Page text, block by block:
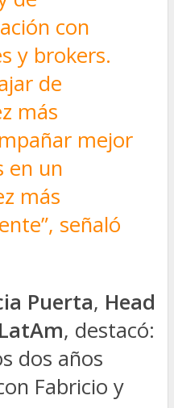
con
y brokers.
de
más
mejor
en un
más
señaló
Puerta, Head
, destacó:
dos años
Fabricio y